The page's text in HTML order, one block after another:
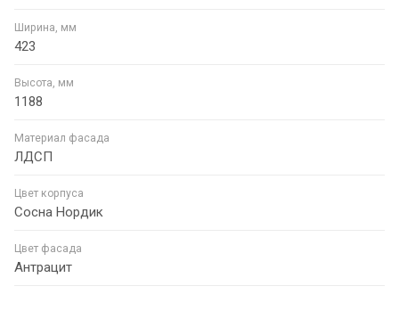
Ширина, мм
423
Высота, мм
1188
Материал фасада
ЛДСП
Цвет корпуса
Сосна Нордик
Цвет фасада
Антрацит